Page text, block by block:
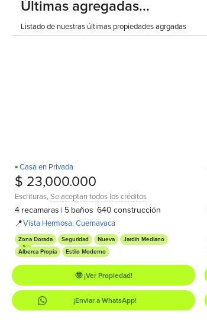
Últimas agregadas...
Listado de nuestras últimas propiedades agrgadas
¡Estrena!
Casa en Privada
$ 23,000.000
Escrituras,Se aceptan todos los créditos
4 recamaras | 5 baños 640 construcción
📍Vista Hermosa,Cuernavaca
Zona Dorada Seguridad Nueva
Jardín Mediano
Alberca Propia
Estilo Moderno
🤓 ¡Ver Propiedad!
¡Enviar a WhatsApp!